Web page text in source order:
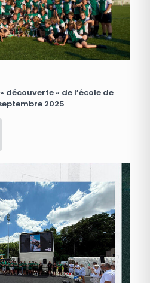
découverte » de l’école de
2025